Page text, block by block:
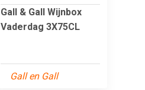
Gall & Gall Wijnbox
Vaderdag 3X75CL
Gall en Gall